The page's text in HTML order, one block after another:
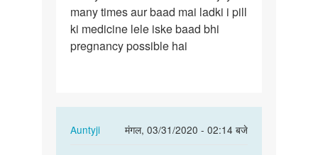
baat
puche
hai
many times aur baad mai ladki i pill
ki medicine lele iske baad bhi
pregnancy possible hai
Auntyji
मंगल, 03/31/2020 - 02:14 बजे
In